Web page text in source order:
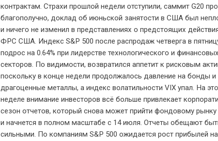
контрактам. Страхи прошлой недели отступили, саммит G20
благополучно, доклад об июньской занятости в США был
и ничего не изменил в представлениях о предстоящих
ФРС США. Индекс S&P 500 после распродаж четверга в
подрос на 0.64% при лидерстве технологического и финансовых
секторов. По видимости, возвратился аппетит к рисковым
поскольку в конце недели продолжалось давление на бонды и
драгоценные металлы, а индекс волатильности VIX упал. На
неделе внимание инвесторов всё больше привлекает
сезон отчетов, который снова может прийти фондовому
и начнется в полном масштабе с 14 июля. Отчеты обещают
сильными. По компаниям S&P 500 ожидается рост прибылей на